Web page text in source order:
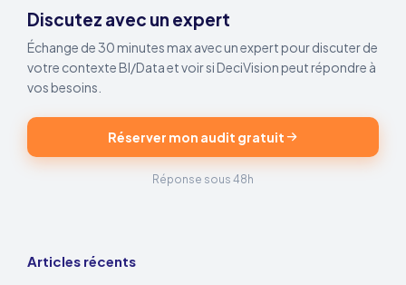
Discutez avec un expert
Échange de 30 minutes max avec un expert pour discuter de
votre contexte BI/Data et voir si DeciVision peut répondre à
vos besoins.
Réserver mon audit gratuit
Réponse sous 48h
Articles récents